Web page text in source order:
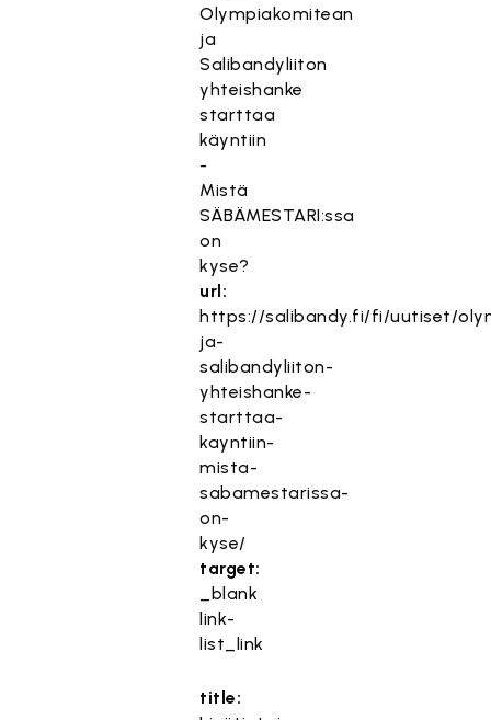
Olympiakomitean
ja
Salibandyliiton
yhteishanke
starttaa
käyntiin
-
Mistä
SÄBÄMESTARI:ssa
on
kyse?
url:
https://salibandy.fi/fi/uutiset/
ja-
salibandyliiton-
yhteishanke-
starttaa-
kayntiin-
mista-
sabamestarissa-
on-
kyse/
target:
_blank
link-
list_link
title: